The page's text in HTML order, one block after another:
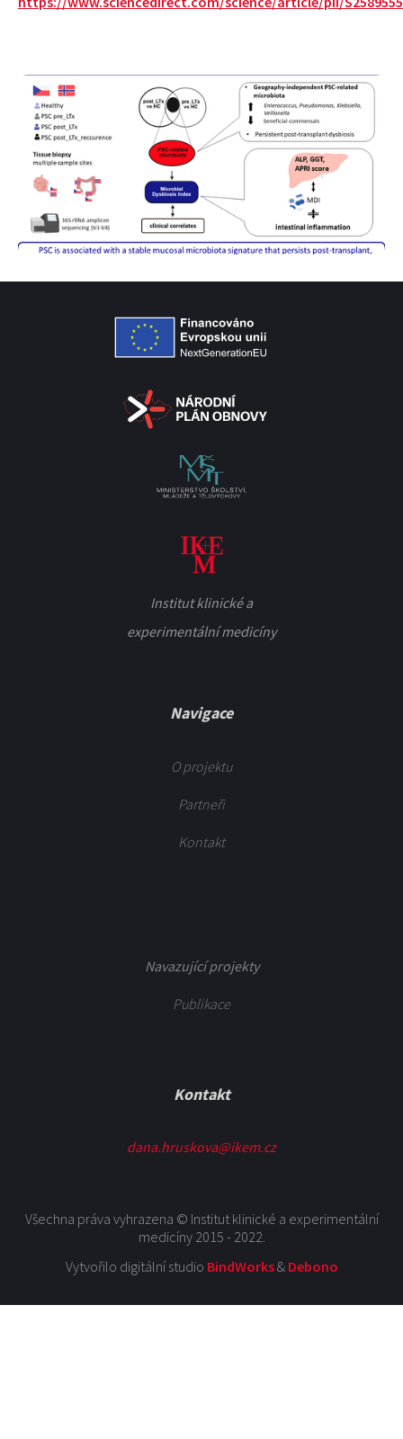
Institut klinické a
experimentální medicíny
Navigace
O projektu
Partneři
Kontakt
Navazující projekty
Publikace
Kontakt
dana.hruskova@ikem.cz
Všechna práva vyhrazena © Institut klinické a experimentální
medicíny 2015 - 2022.
Vytvořilo digitální studio BindWorks& Debono